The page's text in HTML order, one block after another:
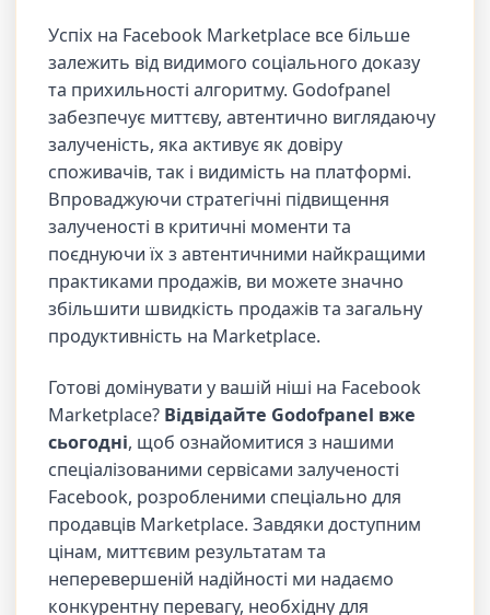
Успіх на Facebook Marketplace все більше
залежить від видимого соціального доказу
та прихильності алгоритму. Godofpanel
забезпечує миттєву, автентично виглядаючу
залученість, яка активує як довіру
споживачів, так і видимість на платформі.
Впроваджуючи стратегічні підвищення
залученості в критичні моменти та
поєднуючи їх з автентичними найкращими
практиками продажів, ви можете значно
збільшити швидкість продажів та загальну
продуктивність на Marketplace.
Готові домінувати у вашій ніші на Facebook
Marketplace? Відвідайте Godofpanel вже
сьогодні, щоб ознайомитися з нашими
спеціалізованими сервісами залученості
Facebook, розробленими спеціально для
продавців Marketplace. Завдяки доступним
цінам, миттєвим результатам та
неперевершеній надійності ми надаємо
конкурентну перевагу, необхідну для